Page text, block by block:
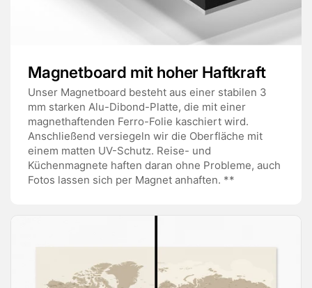
Magnetboard mit hoher Haftkraft
Unser Magnetboard besteht aus einer stabilen 3
mm starken Alu-Dibond-Platte, die mit einer
magnethaftenden Ferro-Folie kaschiert wird.
Anschließend versiegeln wir die Oberfläche mit
einem matten UV-Schutz. Reise- und
Küchenmagnete haften daran ohne Probleme, auch
Fotos lassen sich per Magnet anhaften. **